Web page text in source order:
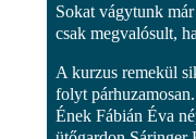
Sokat vágytunk
csak megvalósult,
A kurzus remekül
folyt párhuzamosan.
Ének Fábián Éva